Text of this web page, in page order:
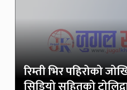
रिम्ती भिर पहिरोको